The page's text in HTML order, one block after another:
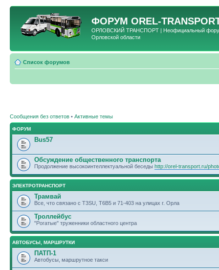
ФОРУМ OREL-
ОРЛОВСКИЙ ТРАНСПОРТ | Неофициальный форум
Орловской области
Список форумов
Сообщения без ответов • Активные темы
ФОРУМ
Bus57
Обсуждение общественного транспорта
Продолжение высокоинтеллектуальной беседы http://orel-transport.ru/
ЭЛЕКТРОТРАНСПОРТ
Трамвай
Все, что связано с T3SU, T6B5 и 71-403 на улицах г. Орла
Троллейбус
"Рогатые" труженники областного центра
АВТОБУСЫ, МАРШРУТКИ
ПАТП-1
Автобусы, маршрутное такси